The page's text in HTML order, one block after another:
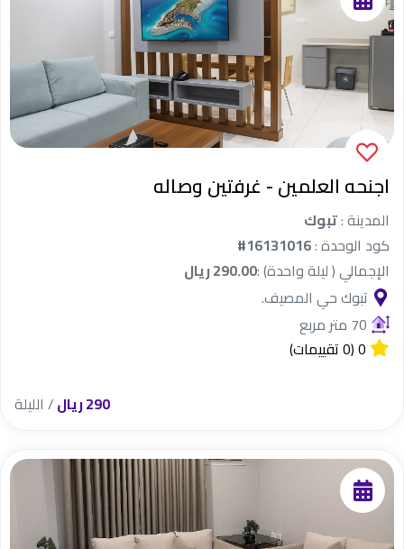
اجنحه العلمين - غرفتين وصاله
المدينة :تبوك
كود الوحدة :#16131016
الإجمالي ( ليلة واحدة) :290.00 ريال
تبوك حي المصيف.
70 متر مربع
0(0 تقييمات)
290 ريال / الليلة